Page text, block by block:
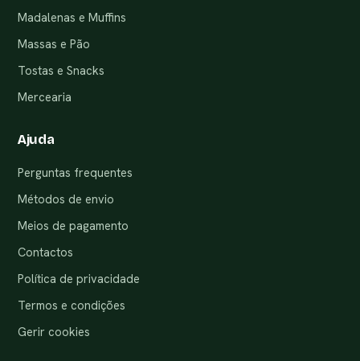
Madalenas e Muffins
Massas e Pão
Tostas e Snacks
Mercearia
Ajuda
Perguntas frequentes
Métodos de envio
Meios de pagamento
Contactos
Política de privacidade
Termos e condições
Gerir cookies